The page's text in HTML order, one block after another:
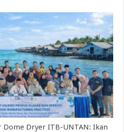
Dome Dryer ITB-UNTAN: Ikan